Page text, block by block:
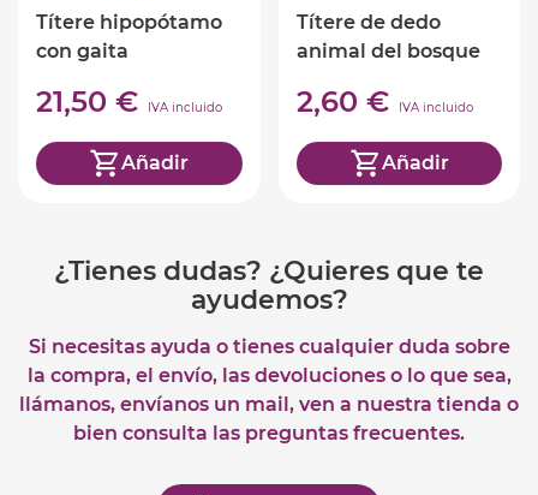
Títere hipopótamo
con gaita
21,50 € IVA incluido
Añadir
Títere de dedo
animal del bosque
2,60 € IVA incluido
Añadir
¿Tienes dudas? ¿Quieres que te
ayudemos?
Si necesitas ayuda o tienes cualquier duda sobre
la compra, el envío, las devoluciones o lo que sea,
llámanos, envíanos un mail, ven a nuestra tienda o
bien consulta las preguntas frecuentes.